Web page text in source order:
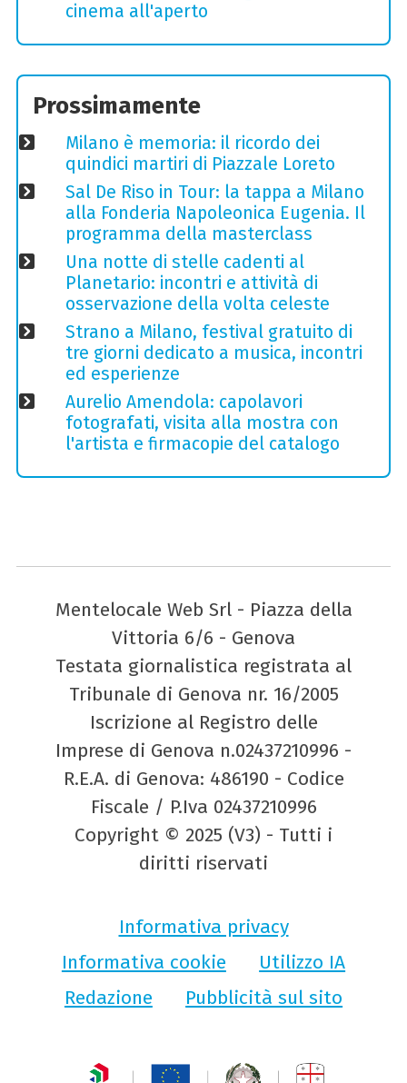
cinema all'aperto
Prossimamente
Milano è memoria: il ricordo dei
quindici martiri di Piazzale Loreto
Sal De Riso in Tour: la tappa a Milano
alla Fonderia Napoleonica Eugenia. Il
programma della masterclass
Una notte di stelle cadenti al
Planetario: incontri e attività di
osservazione della volta celeste
Strano a Milano, festival gratuito di
tre giorni dedicato a musica, incontri
ed esperienze
Aurelio Amendola: capolavori
fotografati, visita alla mostra con
l'artista e firmacopie del catalogo
Mentelocale Web Srl - Piazza della
Vittoria 6/6 - Genova
Testata giornalistica registrata al
Tribunale di Genova nr. 16/2005
Iscrizione al Registro delle
Imprese di Genova n.02437210996 -
R.E.A. di Genova: 486190 - Codice
Fiscale / P.Iva 02437210996
Copyright © 2025 (V3) - Tutti i
diritti riservati
Informativa privacy
Informativa cookie
Utilizzo IA
Redazione
Pubblicità sul sito